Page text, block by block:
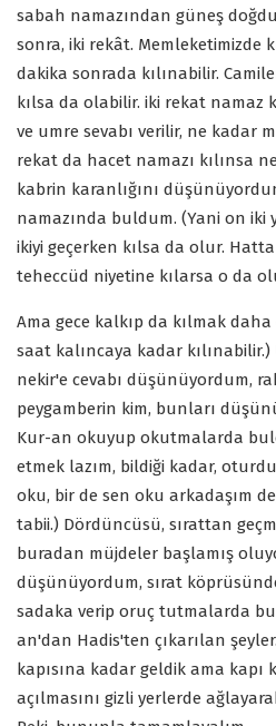
sabah namazından güneş
sonra, iki rekât. Memleketimizde
dakika sonrada kılınabilir.
kılsa da olabilir. iki rekat
ve umre sevabı verilir, ne kadar
rekat da hacet namazı kılınsa
kabrin karanlığını
namazında buldum. (Yani on iki
ikiyi geçerken kılsa da olur.
teheccüd niyetine kılarsa o da
Ama gece kalkıp da kılmak daha
saat kalıncaya kadar
nekir'e cevabı düşünüyordum,
peygamberin kim, bunları
Kur-an okuyup okutmalarda
etmek lazım, bildiği kadar,
oku, bir de sen oku arkadaşım
tabii.) Dördüncüsü, sırattan
buradan müjdeler başlamış
düşünüyordum, sırat
sadaka verip oruç tutmalarda
an'dan Hadis'ten çıkarılan
kapısına kadar geldik ama kapı
açılmasını gizli yerlerde